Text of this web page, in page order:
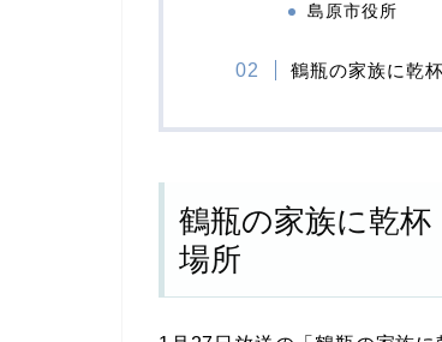
島原市役所
鶴瓶の家族に乾
鶴瓶の家族に乾
場所